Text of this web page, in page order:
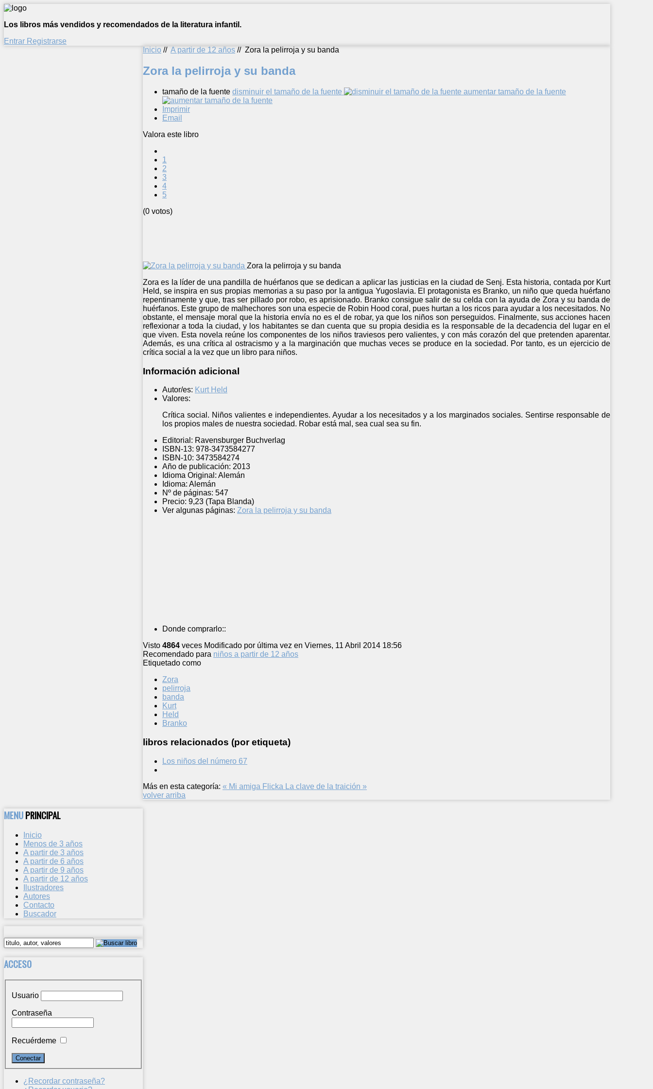
Los libros más vendidos y recomendados de la literatura infantil.
Entrar Registrarse
Inicio // A partir de 12 años // Zora la pelirroja y su banda
Zora la pelirroja y su banda
tamaño de la fuente disminuir el tamaño de la fuente aumentar tamaño de la fuente
Imprimir
Email
Valora este libro
1
2
3
4
5
(0 votos)
Zora la pelirroja y su banda
Zora es la líder de una pandilla de huérfanos que se dedican a aplicar las justicias en la ciudad de Senj. Esta historia, contada por Kurt
Held, se inspira en sus propias memorias a su paso por la antigua Yugoslavia. El protagonista es Branko, un niño que queda huérfano
repentinamente y que, tras ser pillado por robo, es aprisionado. Branko consigue salir de su celda con la ayuda de Zora y su banda de
huérfanos. Este grupo de malhechores son una especie de Robin Hood coral, pues hurtan a los ricos para ayudar a los necesitados. No
obstante, el mensaje moral que la historia envía no es el de robar, ya que los niños son perseguidos. Finalmente, sus acciones hacen
reflexionar a toda la ciudad, y los habitantes se dan cuenta que su propia desidia es la responsable de la decadencia del lugar en el
que viven. Esta novela reúne los componentes de los niños traviesos pero valientes, y con más corazón del que pretenden aparentar.
Además, es una crítica al ostracismo y a la marginación que muchas veces se produce en la sociedad. Por tanto, es un ejercicio de
crítica social a la vez que un libro para niños.
Información adicional
Autor/es: Kurt Held
Valores:
Crítica social. Niños valientes e independientes. Ayudar a los necesitados y a los marginados sociales. Sentirse responsable de
los propios males de nuestra sociedad. Robar está mal, sea cual sea su fin.
Editorial: Ravensburger Buchverlag
ISBN-13: 978-3473584277
ISBN-10: 3473584274
Año de publicación: 2013
Idioma Original: Alemán
Idioma: Alemán
Nº de páginas: 547
Precio: 9,23 (Tapa Blanda)
Ver algunas páginas: Zora la pelirroja y su banda
Donde comprarlo::
Visto 4864 veces Modificado por última vez en Viernes, 11 Abril 2014 18:56
Recomendado para niños a partir de 12 años
Etiquetado como
Zora
pelirroja
banda
Kurt
Held
Branko
libros relacionados (por etiqueta)
Los niños del número 67
Más en esta categoría: « Mi amiga Flicka La clave de la traición »
volver arriba
MENUPRINCIPAL
Inicio
Menos de 3 años
A partir de 3 años
A partir de 6 años
A partir de 9 años
A partir de 12 años
Ilustradores
Autores
Contacto
Buscador
ACCESO
Usuario
Contraseña
Recuérdeme
¿Recordar contraseña?